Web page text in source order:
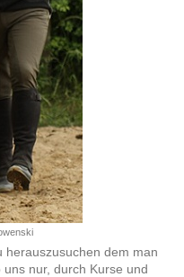
herauszusuchen dem man
nur, durch Kurse und